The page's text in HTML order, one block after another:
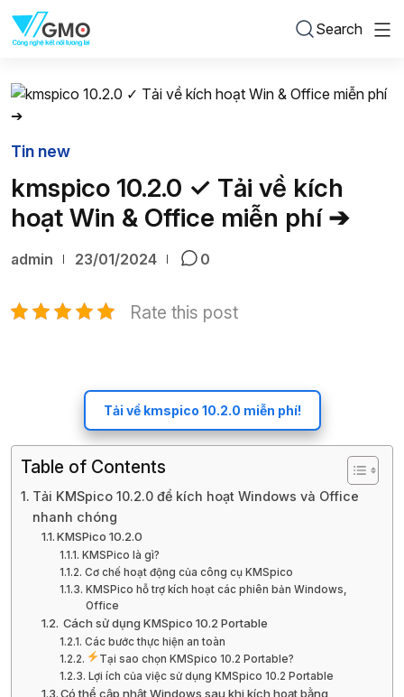
Search
Tin new
kmspico 10.2.0 ✓ Tải về kích
hoạt Win & Office miễn phí ➔
admin 23/01/2024 0
Rate this post
Tải về kmspico 10.2.0 miễn phí!
Table of Contents
Tải KMSpico 10.2.0 để kích hoạt Windows và Office
nhanh chóng
KMSPico 10.2.0
KMSPico là gì?
Cơ chế hoạt động của công cụ KMSpico
KMSPico hỗ trợ kích hoạt các phiên bản Windows,
Office
️ Cách sử dụng KMSpico 10.2 Portable
Các bước thực hiện an toàn
Tại sao chọn KMSpico 10.2 Portable?
Lợi ích của việc sử dụng KMSpico 10.2 Portable
Có thể cập nhật Windows sau khi kích hoạt bằng